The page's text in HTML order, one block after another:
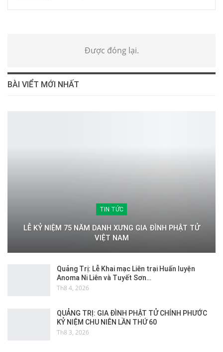
Được đóng lại.
BÀI VIỂT MỚI NHẤT
TIN TỨC
LỄ KỶ NIỆM 75 NĂM DANH XƯNG GIA ĐÌNH PHẬT TỬ
VIỆT NAM
Quảng Trị: Lễ Khai mạc Liên trại Huấn luyện
Anoma Ni Liên và Tuyết Sơn…
Th8 4, 2026
QUẢNG TRỊ: GIA ĐÌNH PHẬT TỬ CHÍNH PHƯỚC
KỶ NIỆM CHU NIÊN LẦN THỨ 60
Th8 3, 2026